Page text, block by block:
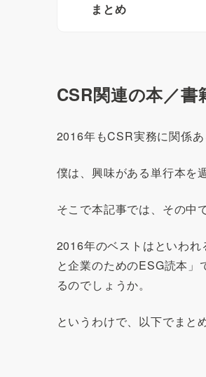
まとめ
CSR関連の本／
2016年もCSR実務に関係あ
僕は、興味がある単行本を
そこで本記事では、その中
2016年のベストはといわ
と企業のためのESG読本
るのでしょうか。
というわけで、以下でまと